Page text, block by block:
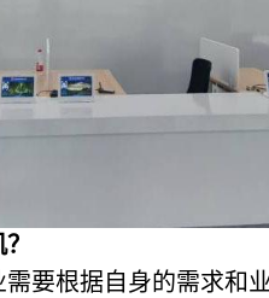
要根据自身的需求和